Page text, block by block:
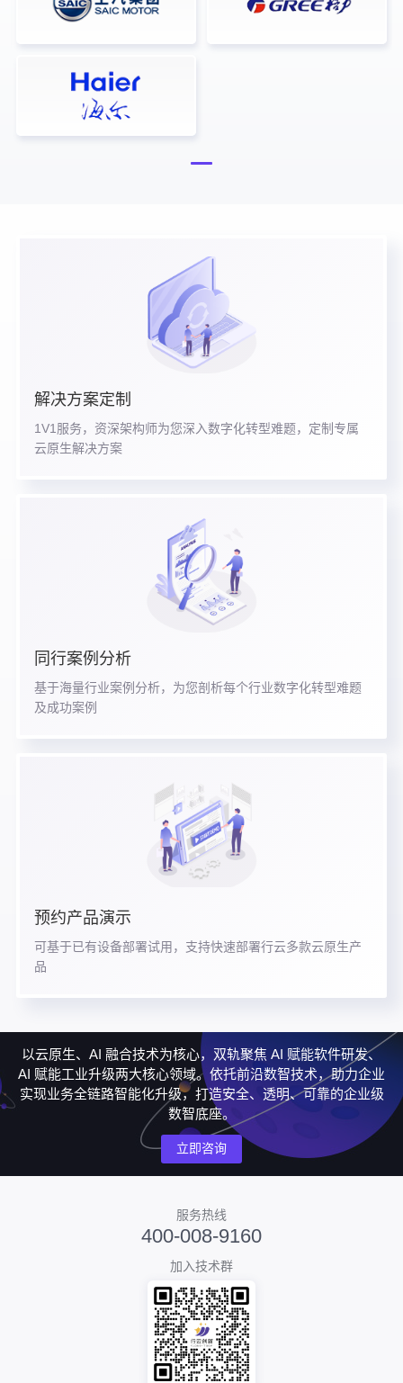
解决方案定制
1V1服务，资深架构师为您深入数字化转型难题，定制专属
云原生解决方案
同行案例分析
基于海量行业案例分析，为您剖析每个行业数字化转型难题
及成功案例
预约产品演示
可基于已有设备部署试用，支持快速部署行云多款云原生产
品
以云原生、AI 融合技术为核心，双轨聚焦 AI 赋能软件研发、
AI 赋能工业升级两大核心领域。依托前沿数智技术，助力企业
实现业务全链路智能化升级，打造安全、透明、可靠的企业级
数智底座。
立即咨询
服务热线
400-008-9160
加入技术群